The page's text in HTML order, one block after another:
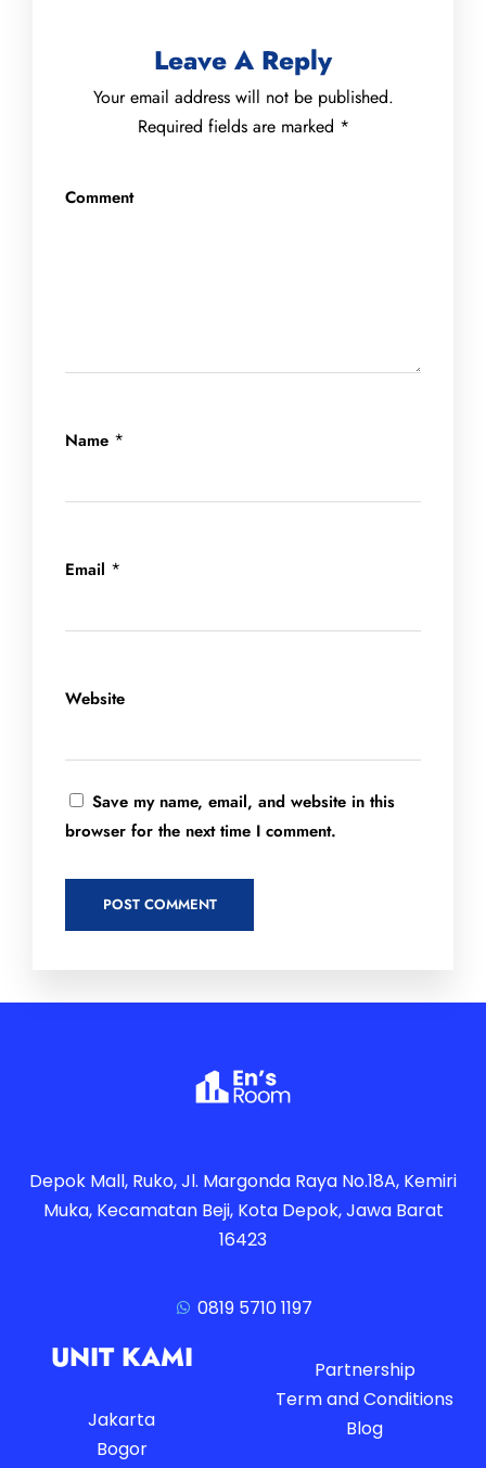
Leave A Reply
Your email address will not be published.
Required fields are marked *
Comment
Name *
Email *
Website
Save my name, email, and website in this
browser for the next time I comment.
Depok Mall, Ruko, Jl. Margonda Raya No.18A, Kemiri
Muka, Kecamatan Beji, Kota Depok, Jawa Barat
16423
0819 5710 1197
UNIT KAMI
Jakarta
Bogor
Partnership
Term and Conditions
Blog